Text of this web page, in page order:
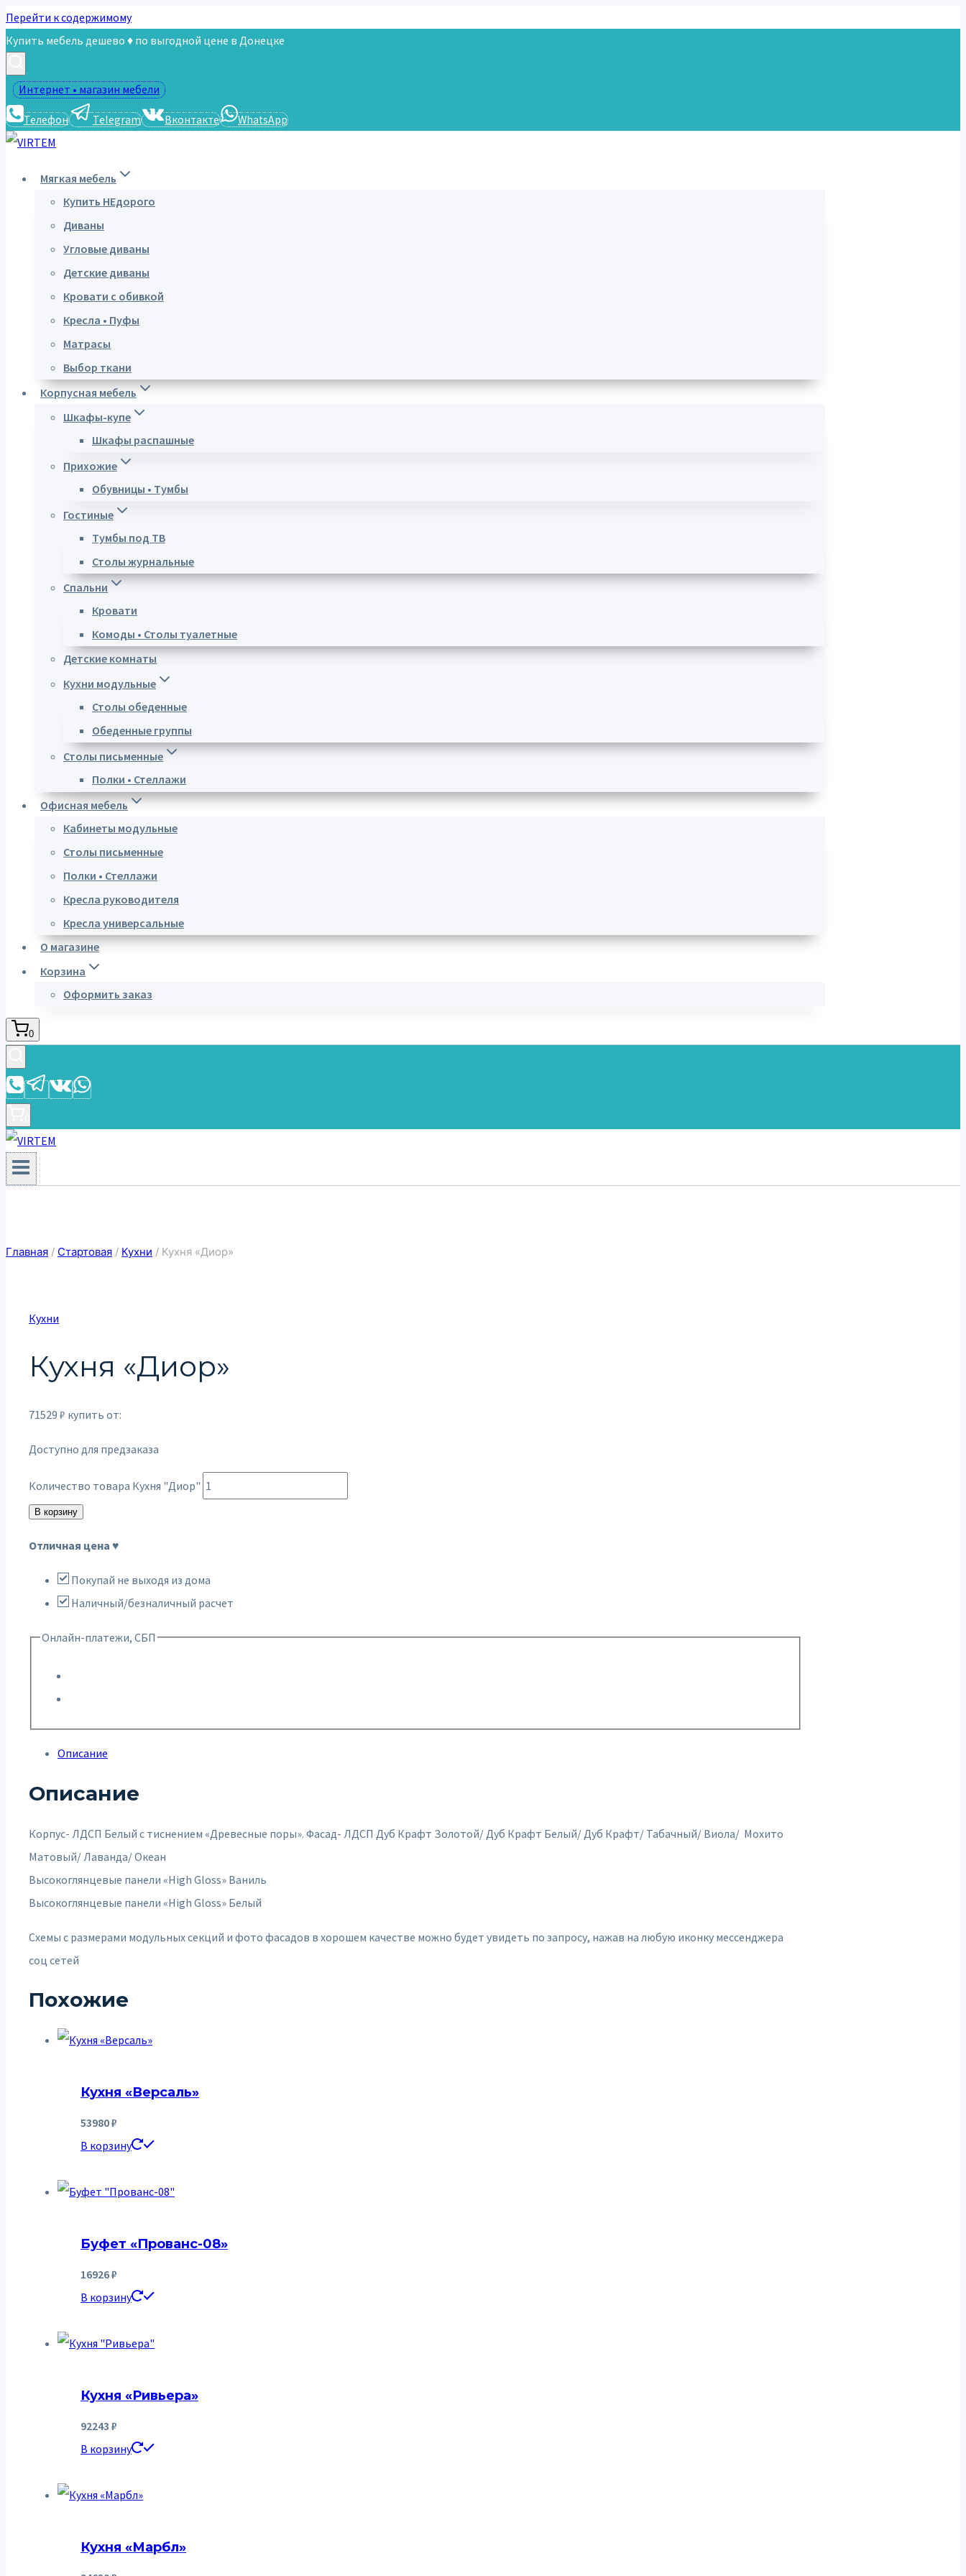
Перейти к содержимому
Купить мебель дешево ♦ по выгодной цене в Донецке
Интернет • магазин мебели
Телефон Telegram Вконтакте WhatsApp
Мягкая мебель
Купить НЕдорого
Диваны
Угловые диваны
Детские диваны
Кровати с обивкой
Кресла • Пуфы
Матрасы
Выбор ткани
Корпусная мебель
Шкафы-купе
Шкафы распашные
Прихожие
Обувницы • Тумбы
Гостиные
Тумбы под ТВ
Столы журнальные
Спальни
Кровати
Комоды • Столы туалетные
Детские комнаты
Кухни модульные
Столы обеденные
Обеденные группы
Столы письменные
Полки • Стеллажи
Офисная мебель
Кабинеты модульные
Столы письменные
Полки • Стеллажи
Кресла руководителя
Кресла универсальные
О магазине
Корзина
Оформить заказ
0
Главная / Стартовая / Кухни / Кухня «Диор»
Кухни
Кухня «Диор»
71529 ₽ купить от:
Доступно для предзаказа
Количество товара Кухня "Диор"
В корзину
Отличная цена ♥
Покупай не выходя из дома
Наличный/безналичный расчет
Онлайн-платежи, СБП
Описание
Описание
Корпус- ЛДСП Белый с тиснением «Древесные поры». Фасад- ЛДСП Дуб Крафт Золотой/ Дуб Крафт Белый/ Дуб Крафт/ Табачный/ Виола/ Мохито
Матовый/ Лаванда/ Океан
Высокоглянцевые панели «High Gloss» Ваниль
Высокоглянцевые панели «High Gloss» Белый
Схемы с размерами модульных секций и фото фасадов в хорошем качестве можно будет увидеть по запросу, нажав на любую иконку мессенджера
соц сетей
Похожие
Кухня «Версаль»
53980₽
В корзину
Буфет «Прованс-08»
16926₽
В корзину
Кухня «Ривьера»
92243 ₽
В корзину
Кухня «Марбл»